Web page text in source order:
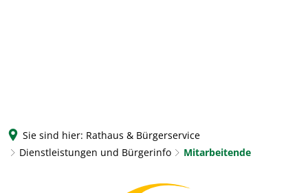
Sie sind hier: Rathaus & Bürgerservice
Dienstleistungen und Bürgerinfo
Mitarbeitende